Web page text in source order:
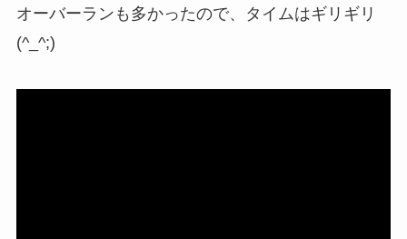
オーバーランも多かったので、タイムはギリギリ
(^_^;)